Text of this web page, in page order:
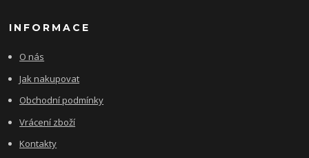
INFORMACE
O nás
Jak nakupovat
Obchodní podmínky
Vrácení zboží
Kontakty